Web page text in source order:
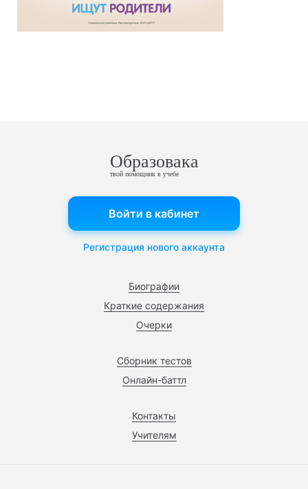
Образовака
твой помощник в учебе
Биографии
Краткие содержания
Очерки
Сборник тестов
Онлайн-баттл
Контакты
Учителям
Войти в кабинет
Регистрация нового аккаунта